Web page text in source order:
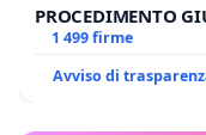
PROCEDIMENTO
BENEDETTO XVI
1 499 firme
Avviso di